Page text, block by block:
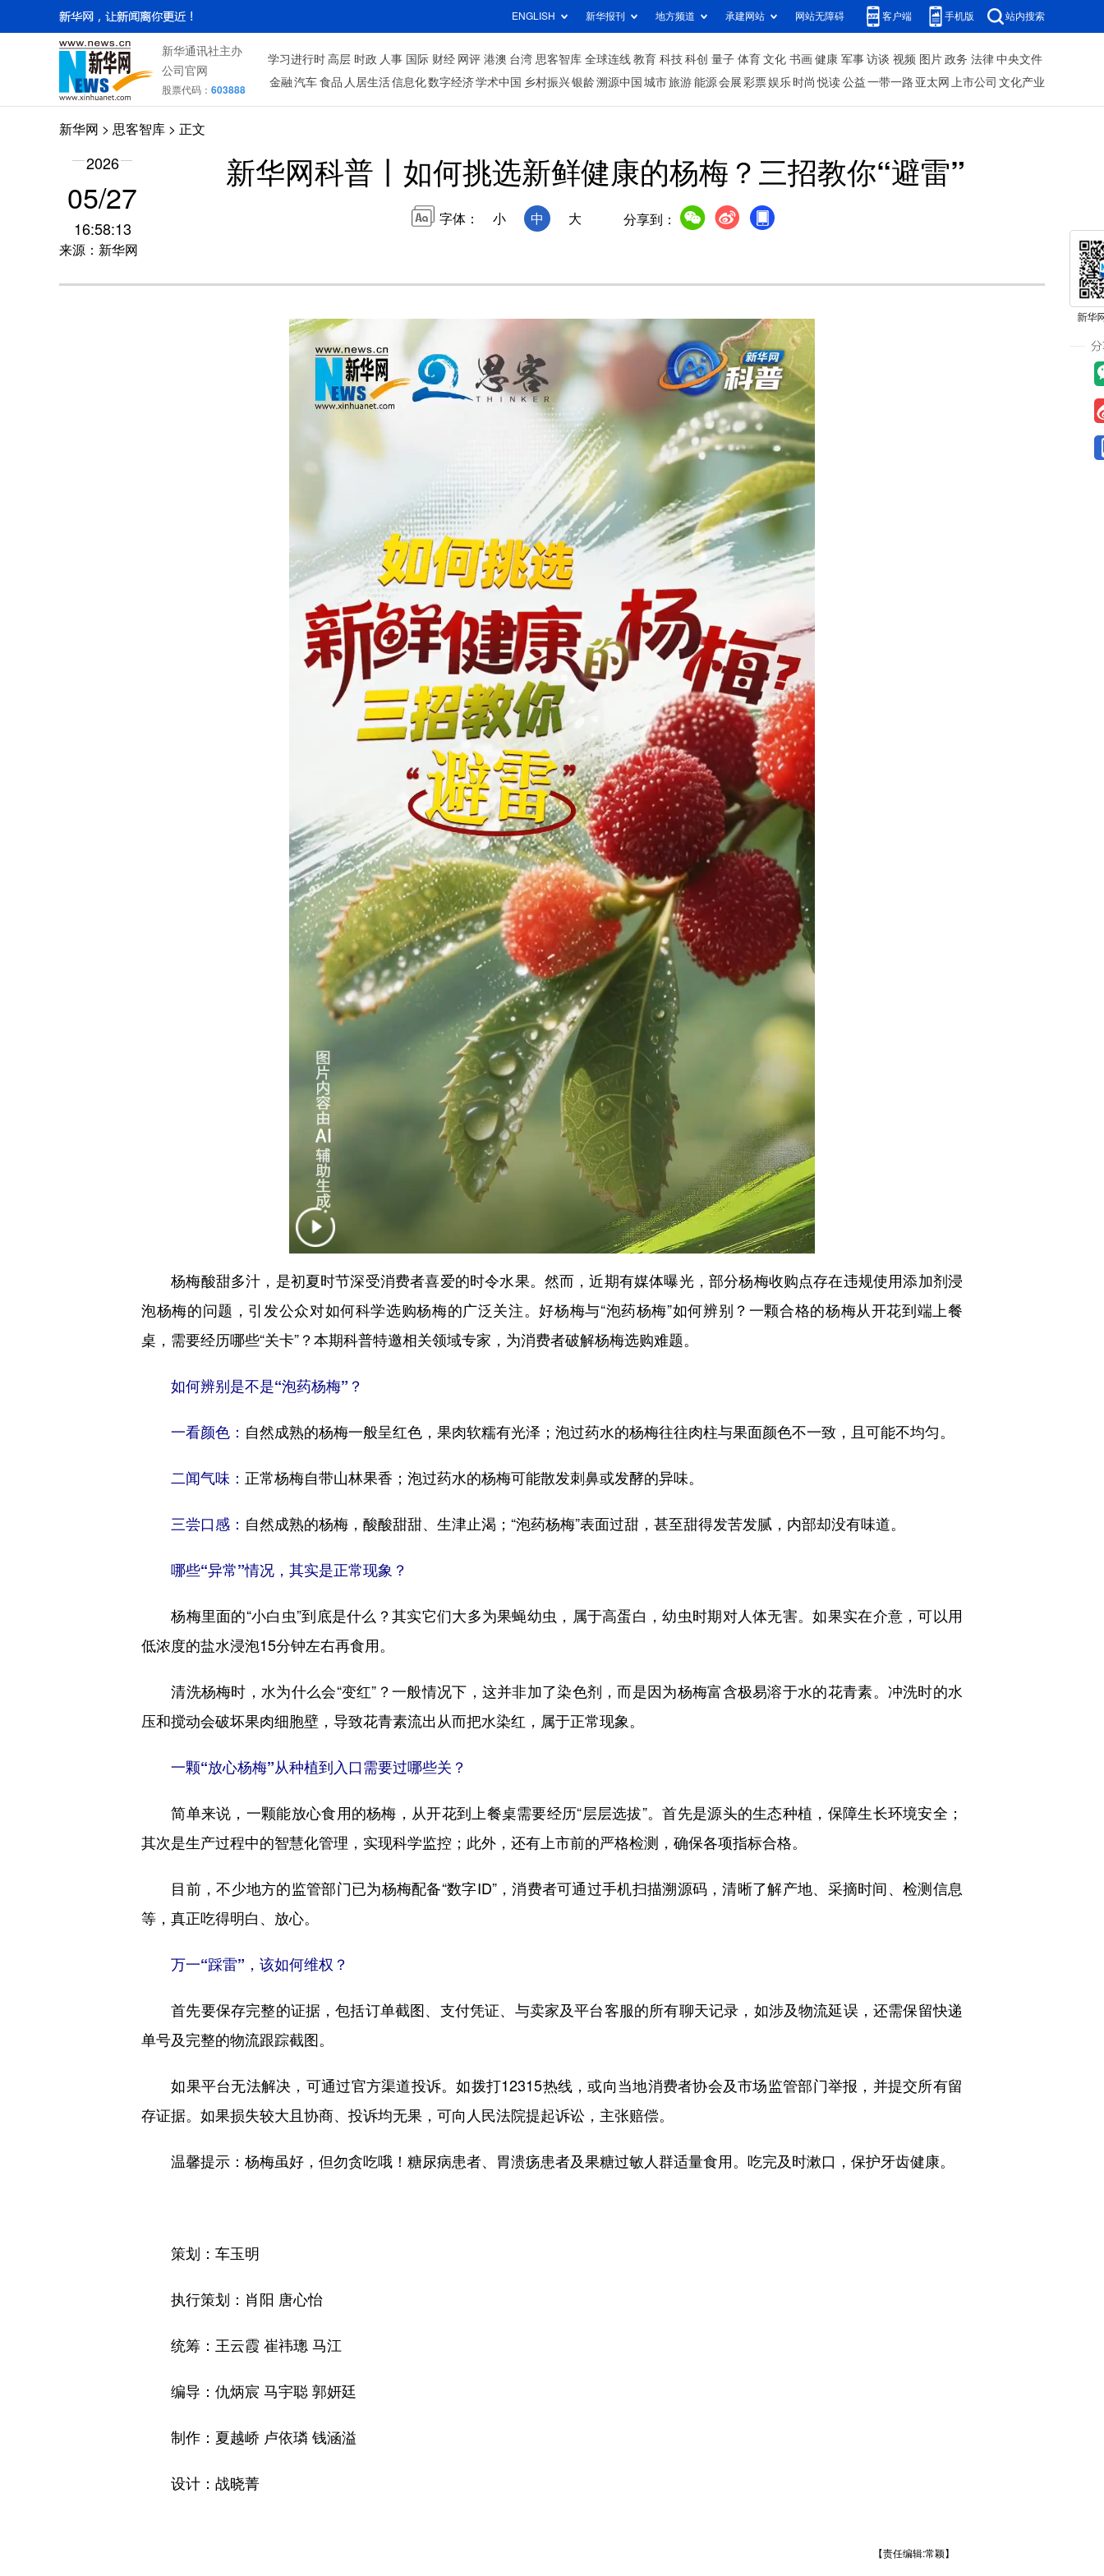
ENGLISH 新华报刊 地方频道 承建网站 网站无障碍 客户端 手机版 站内搜索
新华通讯社主办
公司官网
股票代码： 603888
学习进行时 高层 时政 人事 国际 财经 网评 港澳 台湾 思客智库 全球连线 教育 科技 科创 量子 体育 文化 书画 健康 军事 访谈 视频 图片 政务 法律 中央文件
金融 汽车 食品 人居生活信息化数字经济学术中国 乡村振兴银龄溯源中国 城市旅游 能源 会展 彩票娱乐 时尚 悦读 公益 一带一路 亚太网 上市公司 文化产业
新华网 > 思客智库 > 正文
2026
05/27
16:58:13
来源：新华网
新华网科普丨如何挑选新鲜健康的杨梅？三招教你“避雷”
字体： 小 中 大 分享到：
杨梅酸甜多汁，是初夏时节深受消费者喜爱的时令水果。然而，近期有媒体曝光，部分杨梅收购点存在违规使用添加剂浸
泡杨梅的问题，引发公众对如何科学选购杨梅的广泛关注。好杨梅与“泡药杨梅”如何辨别？一颗合格的杨梅从开花到端上餐
桌，需要经历哪些“关卡”？本期科普特邀相关领域专家，为消费者破解杨梅选购难题。
如何辨别是不是“泡药杨梅”？
一看颜色： 自然成熟的杨梅一般呈红色，果肉软糯有光泽；泡过药水的杨梅往往肉柱与果面颜色不一致，且可能不均匀。
二闻气味： 正常杨梅自带山林果香；泡过药水的杨梅可能散发刺鼻或发酵的异味。
三尝口感： 自然成熟的杨梅，酸酸甜甜、生津止渴；“泡药杨梅”表面过甜，甚至甜得发苦发腻，内部却没有味道。
哪些“异常”情况，其实是正常现象？
杨梅里面的“小白虫”到底是什么？其实它们大多为果蝇幼虫，属于高蛋白，幼虫时期对人体无害。如果实在介意，可以用
低浓度的盐水浸泡15分钟左右再食用。
清洗杨梅时，水为什么会“变红”？一般情况下，这并非加了染色剂，而是因为杨梅富含极易溶于水的花青素。冲洗时的水
压和搅动会破坏果肉细胞壁，导致花青素流出从而把水染红，属于正常现象。
一颗“放心杨梅”从种植到入口需要过哪些关？
简单来说，一颗能放心食用的杨梅，从开花到上餐桌需要经历“层层选拔”。首先是源头的生态种植，保障生长环境安全；
其次是生产过程中的智慧化管理，实现科学监控；此外，还有上市前的严格检测，确保各项指标合格。
目前，不少地方的监管部门已为杨梅配备“数字ID”，消费者可通过手机扫描溯源码，清晰了解产地、采摘时间、检测信息
等，真正吃得明白、放心。
万一“踩雷”，该如何维权？
首先要保存完整的证据，包括订单截图、支付凭证、与卖家及平台客服的所有聊天记录，如涉及物流延误，还需保留快递
单号及完整的物流跟踪截图。
如果平台无法解决，可通过官方渠道投诉。如拨打12315热线，或向当地消费者协会及市场监管部门举报，并提交所有留
存证据。如果损失较大且协商、投诉均无果，可向人民法院提起诉讼，主张赔偿。
温馨提示：杨梅虽好，但勿贪吃哦！糖尿病患者、胃溃疡患者及果糖过敏人群适量食用。吃完及时漱口，保护牙齿健康。
策划：车玉明
执行策划：肖阳 唐心怡
统筹：王云霞 崔祎璁 马江
编导：仇炳宸 马宇聪 郭妍廷
制作：夏越峤 卢依璘 钱涵溢
设计：战晓菁
【责任编辑:常颖】